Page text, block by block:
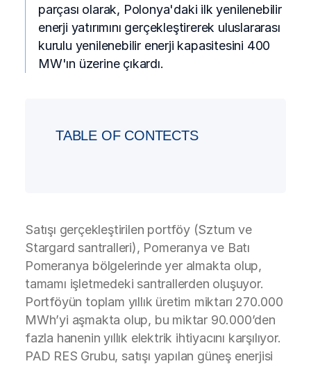
parçası olarak, Polonya'daki ilk yenilenebilir
enerji yatırımını gerçekleştirerek uluslararası
kurulu yenilenebilir enerji kapasitesini 400
MW'ın üzerine çıkardı.
TABLE OF CONTECTS
Satışı gerçekleştirilen portföy (Sztum ve
Stargard santralleri), Pomeranya ve Batı
Pomeranya bölgelerinde yer almakta olup,
tamamı işletmedeki santrallerden oluşuyor.
Portföyün toplam yıllık üretim miktarı 270.000
MWh’yi aşmakta olup, bu miktar 90.000’den
fazla hanenin yıllık elektrik ihtiyacını karşılıyor.
PAD RES Grubu, satışı yapılan güneş enerjisi